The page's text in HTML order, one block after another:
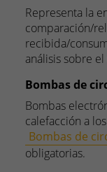
Representa la
comparación/
recibida/
análisis sobre
Bombas de
Bombas
calefacción a
Bombas de
obligatorias.